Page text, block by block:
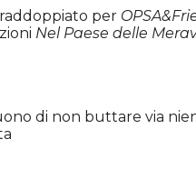
per
Nel Paese delle
di non buttare via